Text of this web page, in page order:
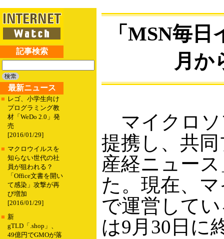
記事検索
最新ニュース
■ レゴ、小学生向け
プログラミング教
材「WeDo 2.0」発
売
[2016/01/29]
■ マクロウイルスを
知らない世代の社
員が狙われる？
「Office文書を開い
て感染」攻撃が再
び増加
[2016/01/29]
■ 新
gTLD「.shop」、
49億円でGMOが落
「MSN毎
月か
マイクロソ
提携し、共
産経ニュー
た。現在、
で運営して
は9月30日に